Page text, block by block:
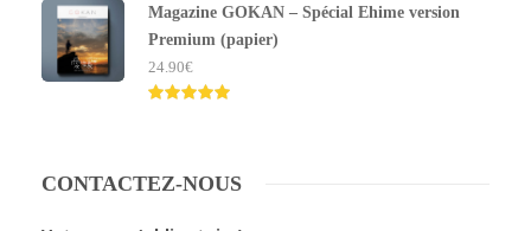
sur 5
Magazine GOKAN – Spécial Ehime version
Premium (papier)
24.90€
CONTACTEZ-NOUS